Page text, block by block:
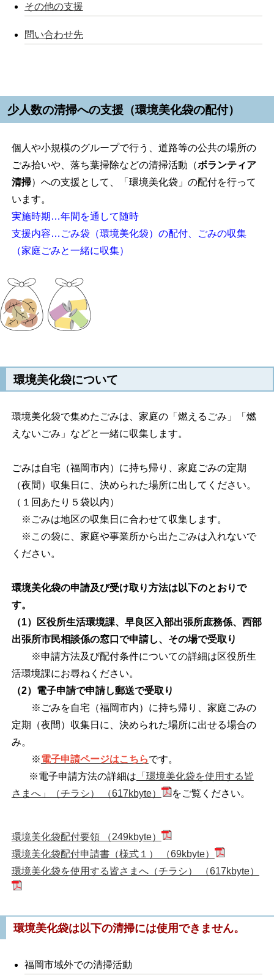
その他の支援
問い合わせ先
少人数の清掃への支援（環境美化袋の配付）
個人や小規模のグループで行う、道路等の公共の場所の
ごみ拾いや、落ち葉掃除などの清掃活動（ボランティア
清掃）への支援として、「環境美化袋」の配付を行って
います。
実施時期…年間を通して随時
支援内容…ごみ袋（環境美化袋）の配付、ごみの収集
（家庭ごみと一緒に収集）
環境美化袋について
環境美化袋で集めたごみは、家庭の「燃えるごみ」「燃
えないごみ」などと一緒に収集します。
ごみは自宅（福岡市内）に持ち帰り、家庭ごみの定期
（夜間）収集日に、決められた場所に出してください。
（１回あたり５袋以内）
※ごみは地区の収集日に合わせて収集します。
※この袋に、家庭や事業所から出たごみは入れないで
ください。
環境美化袋の申請及び受け取り方法は以下のとおりで
す。
（1）区役所生活環境課、早良区入部出張所庶務係、西部
出張所市民相談係の窓口で申請し、その場で受取り
※申請方法及び配付条件についての詳細は区役所生
活環境課にお尋ねください。
（2）電子申請で申請し郵送で受取り
※ごみを自宅（福岡市内）に持ち帰り、家庭ごみの
定期（夜間）収集日に、決められた場所に出せる場合の
み。
※電子申請ページはこちらです。
※電子申請方法の詳細は 「環境美化袋を使用する皆
さまへ」（チラシ） （617kbyte）
をご覧ください。
環境美化袋配付要領 （249kbyte）
環境美化袋配付申請書（様式１） （69kbyte）
環境美化袋を使用する皆さまへ（チラシ） （617kbyte）
環境美化袋は以下の清掃には使用できません。
福岡市域外での清掃活動